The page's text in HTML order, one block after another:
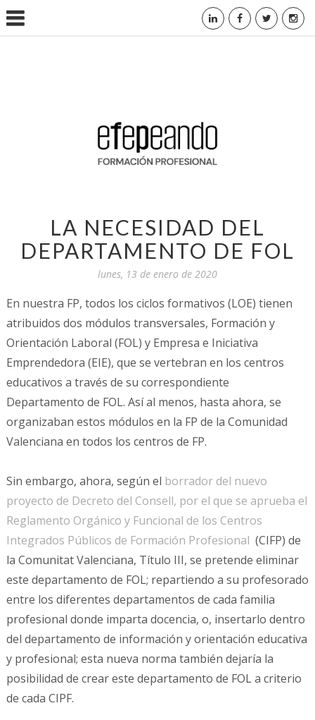
LA NECESIDAD DEL
DEPARTAMENTO DE FOL
lunes, 13 de enero de 2020
En nuestra FP, todos los ciclos formativos (LOE) tienen
atribuidos dos módulos transversales, Formación y
Orientación Laboral (FOL) y Empresa e Iniciativa
Emprendedora (EIE), que se vertebran en los centros
educativos a través de su correspondiente
Departamento de FOL. Así al menos, hasta ahora, se
organizaban estos módulos en la FP de la Comunidad
Valenciana en todos los centros de FP.
Sin embargo, ahora, según el borrador del nuevo
proyecto de Decreto del Consell, por el que se aprueba el
Reglamento Orgánico y Funcional de los Centros
Integrados Públicos de Formación Profesional (CIFP) de
la Comunitat Valenciana, Título III, se pretende eliminar
este departamento de FOL; repartiendo a su profesorado
entre los diferentes departamentos de cada familia
profesional donde imparta docencia, o, insertarlo dentro
del departamento de información y orientación educativa
y profesional; esta nueva norma también dejaría la
posibilidad de crear este departamento de FOL a criterio
de cada CIPF.